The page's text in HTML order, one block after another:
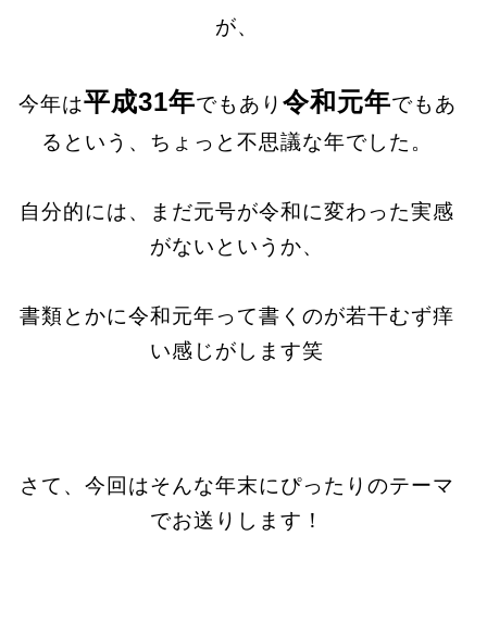
が、
今年は平成31年でもあり 令和元年でもあ
るという、ちょっと不思議な年でした。
自分的には、まだ元号が令和に変わった実感
がないというか、
書類とかに令和元年って書くのが若干むず痒
い感じがします笑
さて、今回はそんな年末にぴったりのテーマ
でお送りします！